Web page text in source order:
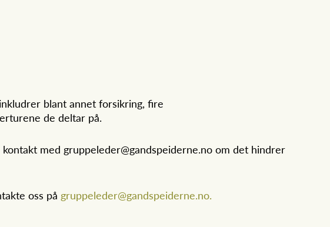
blant annet forsikring, fire
de deltar på.
med gruppeleder@gandspeiderne.no om det hindrer
oss på gruppeleder@gandspeiderne.no.